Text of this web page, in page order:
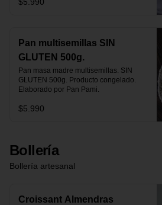
Pan multisemillas SIN
GLUTEN 500g.
Pan masa madre multisemillas. SIN
GLUTEN 500g. Producto congelado.
Elaborado por Pan Pami.
$5.990
Bollería
Bollería artesanal
Croissant Almendras